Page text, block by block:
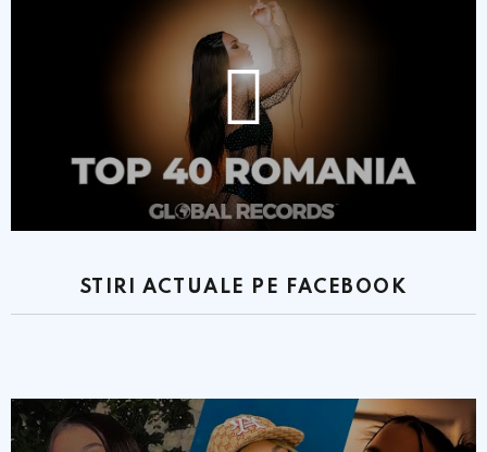
STIRI ACTUALE PE FACEBOOK